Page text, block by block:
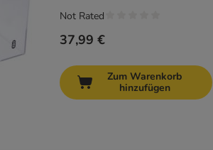
37,99 €
Not Rated
Zum Warenkorb
hinzufügen